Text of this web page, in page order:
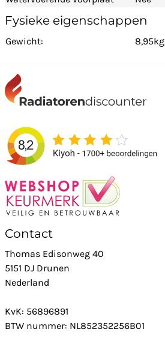
Fysieke eigenschappen
Gewicht: 8,95kg
Contact
Thomas Edisonweg 40
5151 DJ Drunen
Nederland
KvK: 56896891
BTW nummer: NL852352256B01